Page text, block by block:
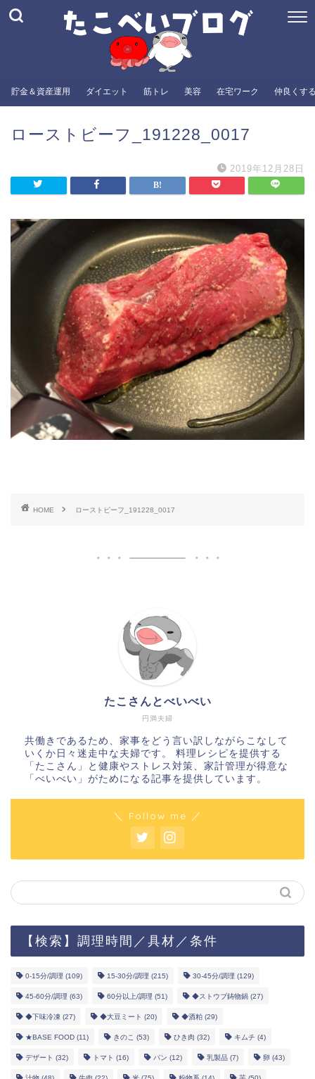
貯金＆資産運用 ダイエット 筋トレ 美容 在宅ワーク 仲良くす
ローストビーフ_191228_0017
2019年12月28日
HOME ローストビーフ_191228_0017
円満夫婦
たこさんとべいべい
共働きであるため、家事をどう言い訳しながらこなして
いくか日々迷走中な夫婦です。 料理レシピを提供する
「たこさん」と健康やストレス対策、家計管理が得意な
「べいべい」がためになる記事を提供しています。
＼ Follow me ／
【検索】調理時間／具材／条件
0-15分/調理 (109) 15-30分/調理 (215) 30-45分/調理 (129)
45-60分/調理 (63) 60分以上/調理 (51) ◆ストウブ鋳物鍋 (27)
◆下味冷凍 (27) ◆大豆ミート (20) ◆酒粕 (29)
★BASE FOOD (11) きのこ (53) ひき肉 (32) キムチ (4)
デザート (32) トマト (16) パン (12) 乳製品 (7) 卵 (43)